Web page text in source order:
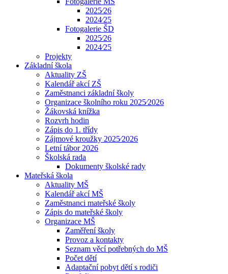
2025⁄26
2024⁄25
Fotogalerie ŠD
2025⁄26
2024⁄25
Projekty
Základní škola
Aktuality ZŠ
Kalendář akcí ZŠ
Zaměstnanci základní školy
Organizace školního roku 2025⁄2026
Žákovská knížka
Rozvrh hodin
Zápis do 1. třídy
Zájmové kroužky 2025⁄2026
Letní tábor 2026
Školská rada
Dokumenty školské rady
Mateřská škola
Aktuality MŠ
Kalendář akcí MŠ
Zaměstnanci mateřské školy
Zápis do mateřské školy
Organizace MŠ
Zaměření školy
Provoz a kontakty
Seznam věcí potřebných do MŠ
Počet dětí
Adaptační pobyt dětí s rodiči